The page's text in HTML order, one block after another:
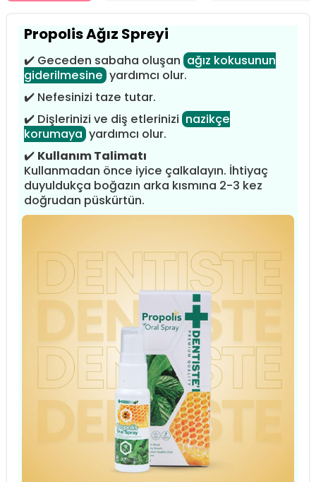
Propolis Ağız Spreyi
✔️ Geceden sabaha oluşan ağız kokusunun
giderilmesine yardımcı olur.
✔️ Nefesinizi taze tutar.
✔️ Dişlerinizi ve diş etlerinizi nazikçe
korumaya yardımcı olur.
✔️ Kullanım Talimatı
Kullanmadan önce iyice çalkalayın. İhtiyaç
duyuldukça boğazın arka kısmına 2-3 kez
doğrudan püskürtün.